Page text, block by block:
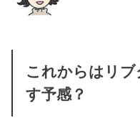
これからはリ
す予感？